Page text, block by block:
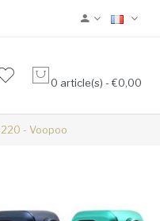
0 article(s) - €0,00
- Voopoo